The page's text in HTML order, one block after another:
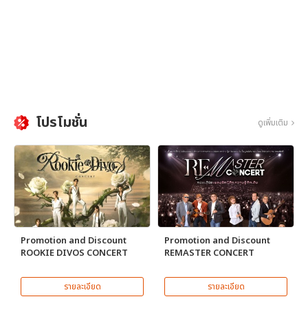
โปรโมชั่น ดูเพิ่มเติม
Promotion and Discount
ROOKIE DIVOS CONCERT
รายละเอียด
Promotion and Discount
REMASTER CONCERT
รายละเอียด